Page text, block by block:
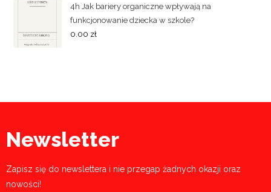
4h Jak bariery organiczne wpływają na
funkcjonowanie dziecka w szkole?
0.00 zł
Newsletter
Zapisz się do newslettera i nie przegap żadnych okazji oraz
nowości!